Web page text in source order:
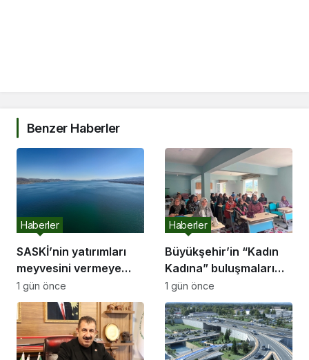
Benzer Haberler
SASKİ’nin yatırımları
meyvesini vermeye
başladı:
Haberler
1 gün önce
Büyükşehir’in “Kadın
Kadına” buluşmaları
Akyazı’da devam etti
Haberler
1 gün önce